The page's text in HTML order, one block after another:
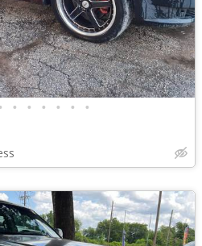
• • • • • •